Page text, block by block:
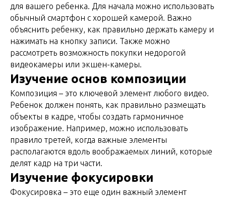
для вашего ребенка. Для начала можно использовать
обычный смартфон с хорошей камерой. Важно
объяснить ребенку, как правильно держать камеру и
нажимать на кнопку записи. Также можно
рассмотреть возможность покупки недорогой
видеокамеры или экшен-камеры.
Изучение основ композиции
Композиция – это ключевой элемент любого видео.
Ребенок должен понять, как правильно размещать
объекты в кадре, чтобы создать гармоничное
изображение. Например, можно использовать
правило третей, когда важные элементы
располагаются вдоль воображаемых линий, которые
делят кадр на три части.
Изучение фокусировки
Фокусировка – это еще один важный элемент